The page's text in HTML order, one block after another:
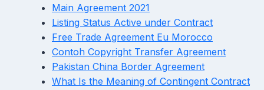
Main Agreement 2021
Listing Status Active under Contract
Free Trade Agreement Eu Morocco
Contoh Copyright Transfer Agreement
Pakistan China Border Agreement
What Is the Meaning of Contingent Contract